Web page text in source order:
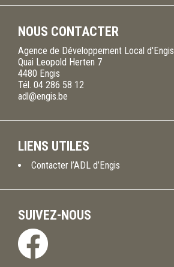
NOUS CONTACTER
Agence de Développement Local d'Engis
Quai Leopold Herten 7
4480 Engis
Tél. 04 286 58 12
adl@engis.be
LIENS UTILES
Contacter l’ADL d’Engis
SUIVEZ-NOUS